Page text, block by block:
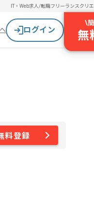
IT・Web求人/転職フリーランスクリ
ログイン
\
無
料登録